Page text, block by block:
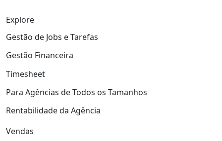
Explore
Gestão de Jobs e Tarefas
Gestão Financeira
Timesheet
Para Agências de Todos os Tamanhos
Rentabilidade da Agência
Vendas